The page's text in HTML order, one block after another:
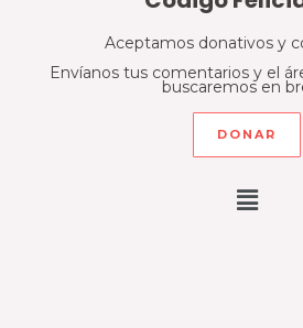
Aceptamos donativos y
Envíanos tus comentarios y el
buscaremos en
DONAR